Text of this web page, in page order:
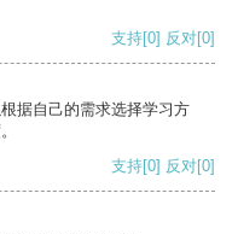
支持[0] 反对[0]
据自己的需求选择学习方
支持[0] 反对[0]